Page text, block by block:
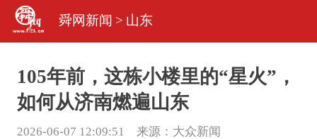
舜网新闻 > 山东
105年前，这栋小楼里的“星火”，
如何从济南燃遍山东
2026-06-07 12:09:51 来源： 大众新闻